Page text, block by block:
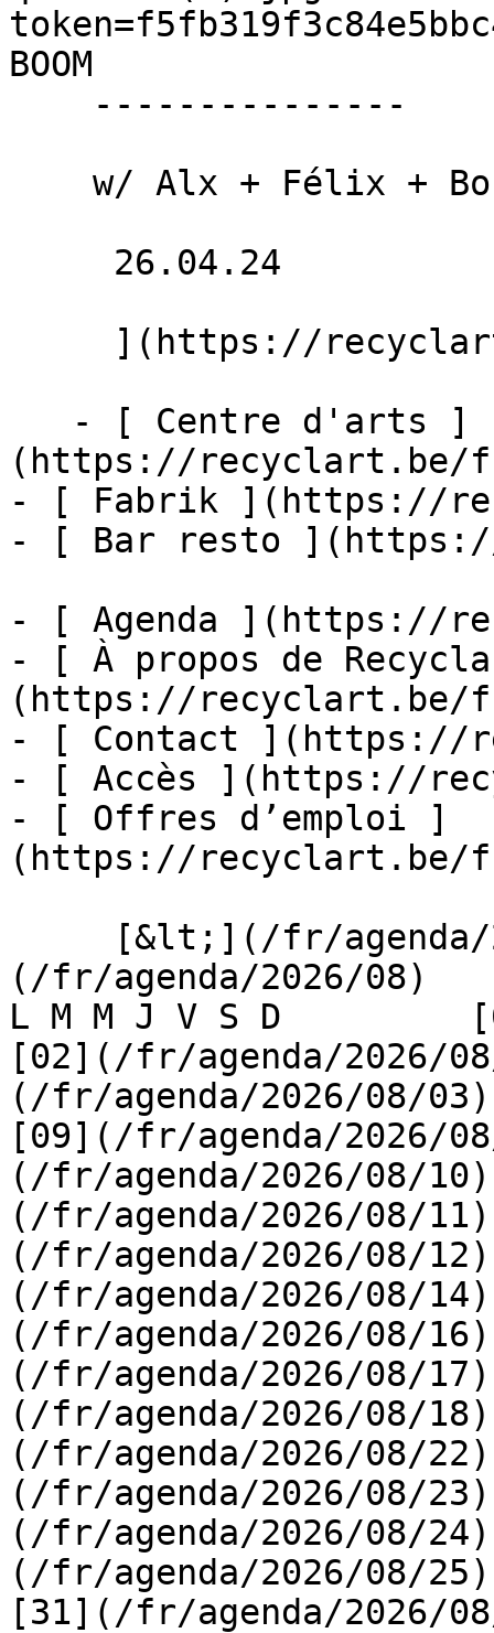
BOOM
(https://recyclart.be/
- [ Fabrik ](https://
- [ Bar resto
- [ Agenda ](https://
- [ À propos de
(https://recyclart.be/
- [ Contact ](https://
- [ Accès ](https://
- [ Offres d’emploi ]
(https://recyclart.be/
(/fr/agenda/2026/08)
L M M J V S D
[02](/fr/agenda/2026/
(/fr/agenda/2026/08/
[09](/fr/agenda/2026/
(/fr/agenda/2026/08/
(/fr/agenda/2026/08/
(/fr/agenda/2026/08/
(/fr/agenda/2026/08/
(/fr/agenda/2026/08/
(/fr/agenda/2026/08/
(/fr/agenda/2026/08/
(/fr/agenda/2026/08/
(/fr/agenda/2026/08/
(/fr/agenda/2026/08/
(/fr/agenda/2026/08/
[31](/fr/agenda/